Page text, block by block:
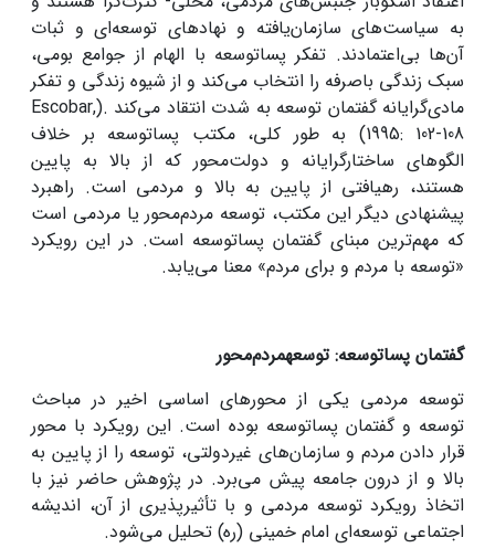
به سیاست‌های سازمان‌یافته و نهادهای توسعه‌ای و ثبات
آن‌ها بی‌اعتمادند. تفکر پساتوسعه با الهام از جوامع بومی،
سبک زندگی باصرفه را انتخاب می‌کند و از شیوه زندگی و تفکر
مادی‌گرایانه گفتمان توسعه به شدت انتقاد می‌کند .(Escobar,
1995: 102-108) به طور کلی، مکتب پساتوسعه بر خلاف
الگوهای ساختارگرایانه و دولت‌محور که از بالا به پایین
هستند، رهیافتی از پایین به بالا و مردمی است. راهبرد
پیشنهادی دیگر این مکتب، توسعه مردم‌محور یا مردمی است
که مهم‌ترین مبنای گفتمان پساتوسعه است. در این رویکرد
«توسعه با مردم و برای مردم» معنا می‌یابد.
گفتمان پساتوسعه: توسعهمردم‌محور
توسعه مردمی یکی از محورهای اساسی اخیر در مباحث
توسعه و گفتمان پساتوسعه بوده است. این رویکرد با محور
قرار دادن مردم و سازمان‌های غیردولتی، توسعه را از پایین به
بالا و از درون جامعه پیش می‌برد. در پژوهش حاضر نیز با
اتخاذ رویکرد توسعه مردمی و با تأثیرپذیری از آن، اندیشه
اجتماعی توسعه‌ای امام خمینی (ره) تحلیل می‌شود.